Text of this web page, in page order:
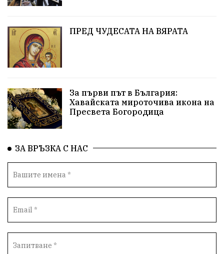
абсурд Здравословно хранене
Коледа Чиста София
Софийски общински съвет
Общински съвет Величие Финландия
Образование Борисов Кольо Парамов
Автопоход Костинброд
Столичен общински съвет Маратон кауза
сбъдната мечта
Счетоводство Референдум Вот на недоверие
ПРЕД ЧУДЕСАТА НА ВЯРАТА
За първи път в България:
Хавайската мироточива икона на
Пресвета Богородица
ЗА ВРЪЗКА С НАС